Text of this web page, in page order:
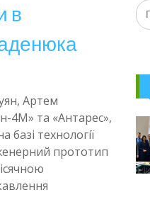
в
Артем
4M» та «Антарес»,
технології
прототип